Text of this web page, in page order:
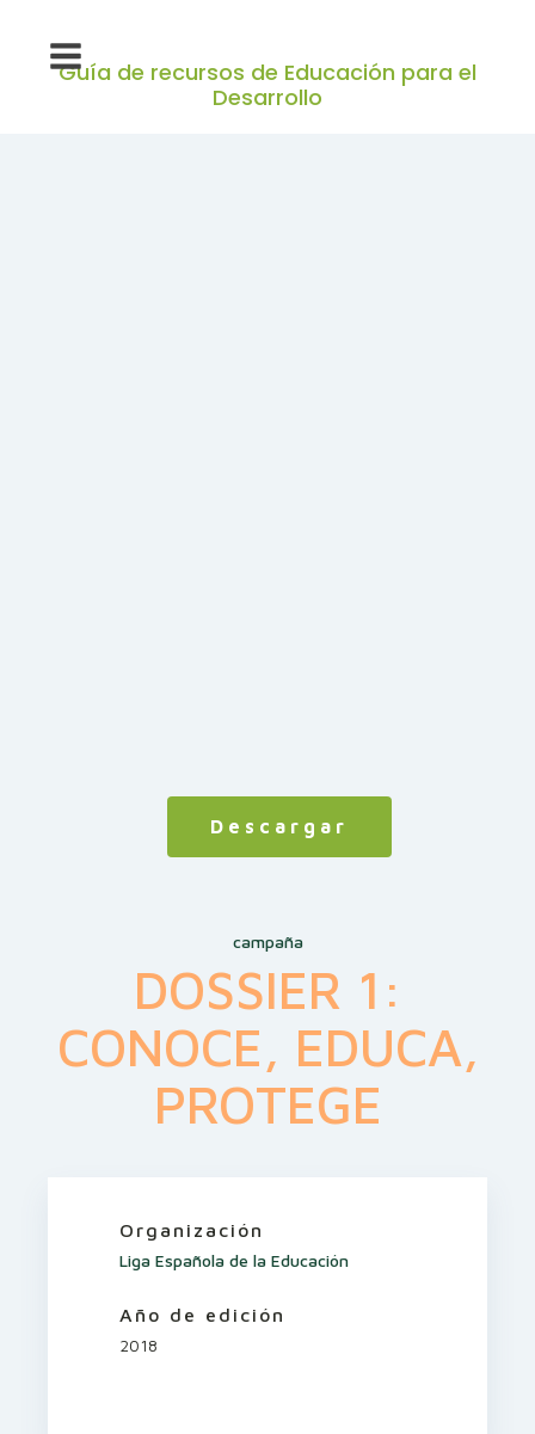
Guía de recursos de Educación para el
Desarrollo
Descargar
campaña
DOSSIER 1:
CONOCE, EDUCA,
PROTEGE
Organización
Liga Española de la Educación
Año de edición
2018